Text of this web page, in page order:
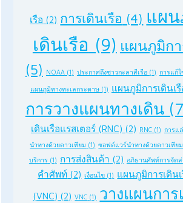
เรือ (2) การเดินเรือ (4) แผ
เดินเรือ (9) แผนภูมิก
(5)
NOAA(1) ประกาศถึงชาวกะลาสีเรือ(1) การแก้
แผนภูมิทางทะเลกระดาษ(1) แผนภูมิการเดินเ
การวางแผนทางเดิน
เดินเรือแรสเตอร์ (RNC) (2) RNC(1) การแ
นำทางด้วยดาวเทียม (1) ซอฟต์แวร์นำทางด้วยดาวเทียม
บริการ(1) การส่งสินค้า (2) อภิธานศัพท์การจัดส่
คำศัพท์ (2) เงื่อนไข (1) แผนภูมิการเดินเ
(VNC) (2) VNC (1) วางแผนการ